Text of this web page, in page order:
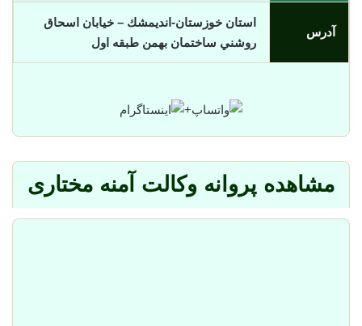
آدرس
استان خوزستان-انديمشك – خيابان اسحاق
روشني ساختمان بهمن طبقه اول
+
مشاهده پروانه وکالت آمنه مختاری